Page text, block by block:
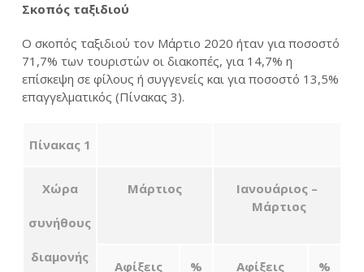
Σκοπός ταξιδιού
Ο σκοπός ταξιδιού τον Μάρτιο 2020 ήταν για ποσοστό
71,7% των τουριστών οι διακοπές, για 14,7% η
επίσκεψη σε φίλους ή συγγενείς και για ποσοστό 13,5%
επαγγελματικός (Πίνακας 3).
Πίνακας 1
Χώρα
συνήθους
διαμονής
Μάρτιος
Ιανουάριος –
Μάρτιος
Αφίξεις
%
Αφίξεις
%